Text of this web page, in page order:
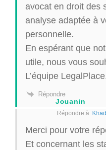
avocat en droit des
analyse adaptée à
personnelle.
En espérant que
utile, nous vous
L’équipe
Répondre
Jouanin
Répondre à
Merci pour votre
Et concernant les